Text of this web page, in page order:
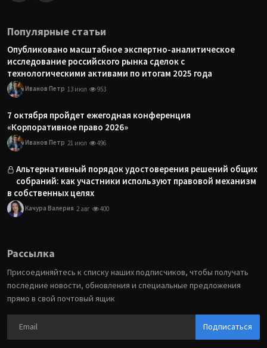
Популярные статьи
Опубликовано масштабное экспертно-аналитическое
исследование российского рынка сделок с
технологическими активами по итогам 2025 года
Иванов Петр 13 июл 953
7 октября пройдет ежегодная конференция
«Корпоративное право 2026»
Иванов Петр 21 июл 496
Альтернативный порядок удостоверения решений общих
собраний: как участники используют правовой механизм
в собственных целях
Качура Валерия 2 авг 400
Рассылка
Присоединяйтесь к списку наших подписчиков, чтобы получать
последние новости, обновления и специальные предложения
прямо в свой почтовый ящик
Подписаться